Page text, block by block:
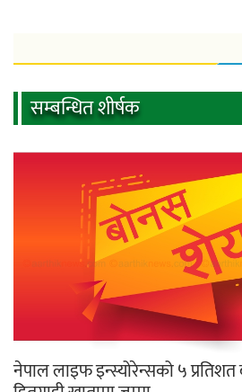
सम्बन्धित शीर्षक
नेपाल लाइफ इन्स्योरेन्सको ५